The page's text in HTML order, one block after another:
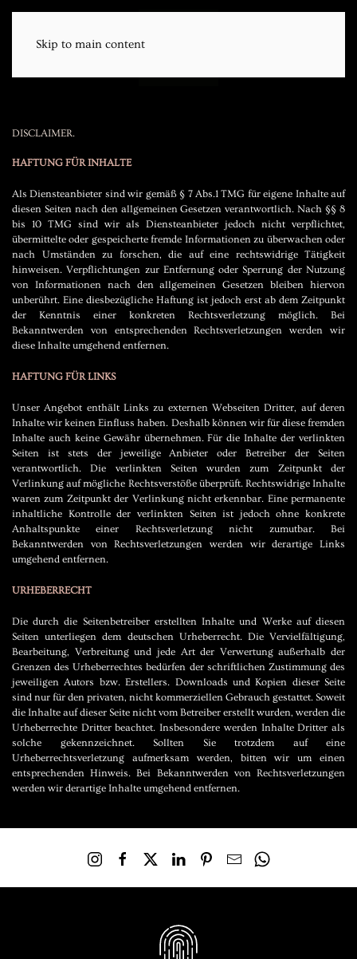
Skip to main content
Menu
DISCLAIMER.
HAFTUNG FÜR INHALTE
Als Diensteanbieter sind wir gemäß § 7 Abs.1 TMG für eigene Inhalte auf
diesen Seiten nach den allgemeinen Gesetzen verantwortlich. Nach §§ 8
bis 10 TMG sind wir als Diensteanbieter jedoch nicht verpflichtet,
übermittelte oder gespeicherte fremde Informationen zu überwachen oder
nach Umständen zu forschen, die auf eine rechtswidrige Tätigkeit
hinweisen. Verpflichtungen zur Entfernung oder Sperrung der Nutzung
von Informationen nach den allgemeinen Gesetzen bleiben hiervon
unberührt. Eine diesbezügliche Haftung ist jedoch erst ab dem Zeitpunkt
der Kenntnis einer konkreten Rechtsverletzung möglich. Bei
Bekanntwerden von entsprechenden Rechtsverletzungen werden wir
diese Inhalte umgehend entfernen.
HAFTUNG FÜR LINKS
Unser Angebot enthält Links zu externen Webseiten Dritter, auf deren
Inhalte wir keinen Einfluss haben. Deshalb können wir für diese fremden
Inhalte auch keine Gewähr übernehmen. Für die Inhalte der verlinkten
Seiten ist stets der jeweilige Anbieter oder Betreiber der Seiten
verantwortlich. Die verlinkten Seiten wurden zum Zeitpunkt der
Verlinkung auf mögliche Rechtsverstöße überprüft. Rechtswidrige Inhalte
waren zum Zeitpunkt der Verlinkung nicht erkennbar. Eine permanente
inhaltliche Kontrolle der verlinkten Seiten ist jedoch ohne konkrete
Anhaltspunkte einer Rechtsverletzung nicht zumutbar. Bei
Bekanntwerden von Rechtsverletzungen werden wir derartige Links
umgehend entfernen.
URHEBERRECHT
Die durch die Seitenbetreiber erstellten Inhalte und Werke auf diesen
Seiten unterliegen dem deutschen Urheberrecht. Die Vervielfältigung,
Bearbeitung, Verbreitung und jede Art der Verwertung außerhalb der
Grenzen des Urheberrechtes bedürfen der schriftlichen Zustimmung des
jeweiligen Autors bzw. Erstellers. Downloads und Kopien dieser Seite
sind nur für den privaten, nicht kommerziellen Gebrauch gestattet. Soweit
die Inhalte auf dieser Seite nicht vom Betreiber erstellt wurden, werden die
Urheberrechte Dritter beachtet. Insbesondere werden Inhalte Dritter als
solche gekennzeichnet. Sollten Sie trotzdem auf eine
Urheberrechtsverletzung aufmerksam werden, bitten wir um einen
entsprechenden Hinweis. Bei Bekanntwerden von Rechtsverletzungen
werden wir derartige Inhalte umgehend entfernen.